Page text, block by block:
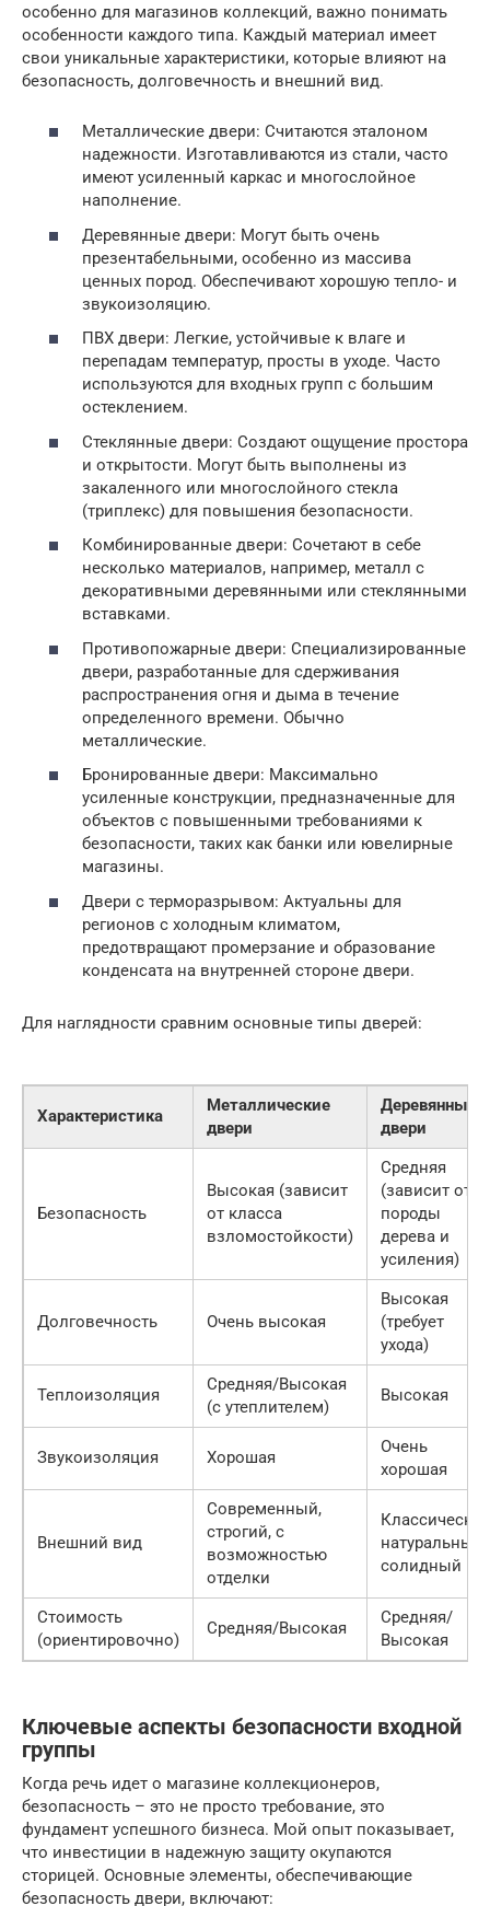
особенно для магазинов коллекций, важно понимать
особенности каждого типа. Каждый материал имеет
свои уникальные характеристики, которые влияют на
безопасность, долговечность и внешний вид.
Металлические двери: Считаются эталоном
надежности. Изготавливаются из стали, часто
имеют усиленный каркас и многослойное
наполнение.
Деревянные двери: Могут быть очень
презентабельными, особенно из массива
ценных пород. Обеспечивают хорошую тепло- и
звукоизоляцию.
ПВХ двери: Легкие, устойчивые к влаге и
перепадам температур, просты в уходе. Часто
используются для входных групп с большим
остеклением.
Стеклянные двери: Создают ощущение простора
и открытости. Могут быть выполнены из
закаленного или многослойного стекла
(триплекс) для повышения безопасности.
Комбинированные двери: Сочетают в себе
несколько материалов, например, металл с
декоративными деревянными или стеклянными
вставками.
Противопожарные двери: Специализированные
двери, разработанные для сдерживания
распространения огня и дыма в течение
определенного времени. Обычно
металлические.
Бронированные двери: Максимально
усиленные конструкции, предназначенные для
объектов с повышенными требованиями к
безопасности, таких как банки или ювелирные
магазины.
Двери с терморазрывом: Актуальны для
регионов с холодным климатом,
предотвращают промерзание и образование
конденсата на внутренней стороне двери.
Для наглядности сравним основные типы дверей:
Характеристика
Металлические
двери
Деревянные
двери
Безопасность
Высокая (зависит
от класса
взломостойкости)
Средняя
(зависит от
породы
дерева и
усиления)
Долговечность Очень высокая
Высокая
(требует
ухода)
Теплоизоляция
Средняя/Высокая
(с утеплителем)
Высокая
Звукоизоляция Хорошая
Очень
хорошая
Внешний вид
Современный,
строгий, с
возможностью
отделки
натуральный,
солидный
Стоимость
(ориентировочно)
Средняя/Высокая
Средняя/
Высокая
Ключевые аспекты безопасности входной
группы
Когда речь идет о магазине коллекционеров,
безопасность – это не просто требование, это
фундамент успешного бизнеса. Мой опыт показывает,
что инвестиции в надежную защиту окупаются
сторицей. Основные элементы, обеспечивающие
безопасность двери, включают: